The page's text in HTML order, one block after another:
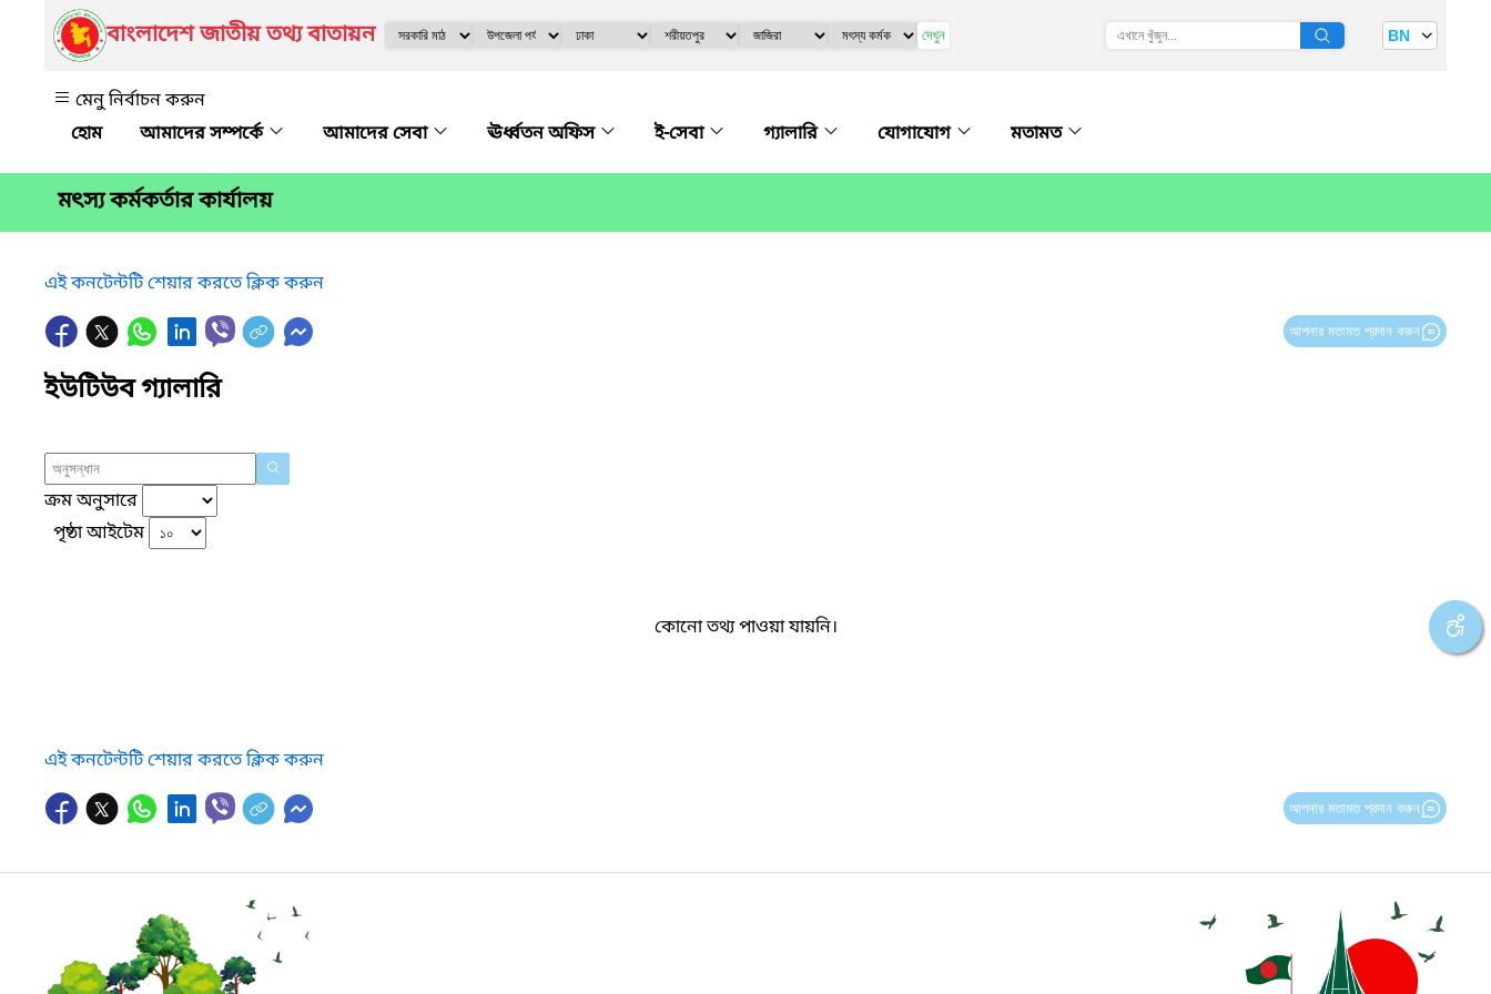
বাংলাদেশ জাতীয় তথ্য বাতায়ন দেখুন BN
মেনু নির্বাচন করুন
আমাদের সম্পর্কে
আমাদের সেবা ঊর্ধ্বতন অফিস ই-সেবা গ্যালারি যোগাযোগ মতামত
মৎস্য কর্মকর্তার কার্যালয়
এই কনটেন্টটি শেয়ার করতে ক্লিক করুন
আপনার মতামত প্রদান করুন
ইউটিউব গ্যালারি
ক্রম অনুসারে
পৃষ্ঠা আইটেম
কোনো তথ্য পাওয়া যায়নি।
এই কনটেন্টটি শেয়ার করতে ক্লিক করুন
আপনার মতামত প্রদান করুন